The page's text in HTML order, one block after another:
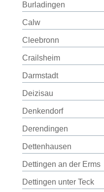
Burladingen
Calw
Cleebronn
Crailsheim
Darmstadt
Deizisau
Denkendorf
Derendingen
Dettenhausen
Dettingen an der Erms
Dettingen unter Teck